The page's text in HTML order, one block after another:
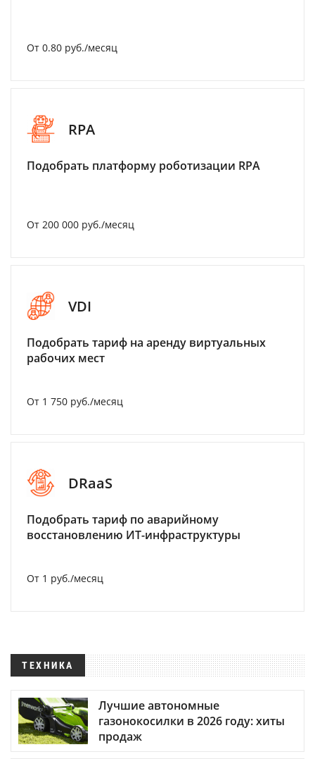
От 0.80 руб./месяц
RPA
Подобрать платформу роботизации RPA
От 200 000 руб./месяц
VDI
Подобрать тариф на аренду виртуальных
рабочих мест
От 1 750 руб./месяц
DRaaS
Подобрать тариф по аварийному
восстановлению ИТ-инфраструктуры
От 1 руб./месяц
ТЕХНИКА
Лучшие автономные
газонокосилки в 2026 году: хиты
продаж